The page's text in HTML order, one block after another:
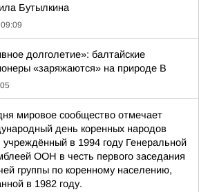
Бутылкина
09:09
долголетие»: балтайские
«заряжаются» на природе В
мировое сообщество отмечает
день коренных народов
учреждённый в 1994 году Генеральной
ООН в честь первого заседания
группы по коренному населению,
в 1982 году.